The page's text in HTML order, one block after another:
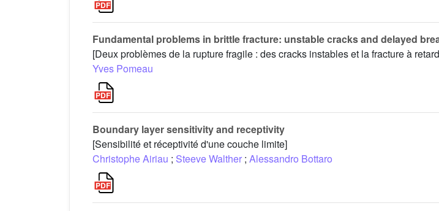
Fundamental problems in brittle fracture: unstable cracks and delayed
[Deux problèmes de la rupture fragile : des cracks instables et la fracture à
Yves Pomeau
Boundary layer sensitivity and receptivity
[Sensibilité et réceptivité d'une couche limite]
Christophe Airiau ; Steeve Walther ; Alessandro Bottaro